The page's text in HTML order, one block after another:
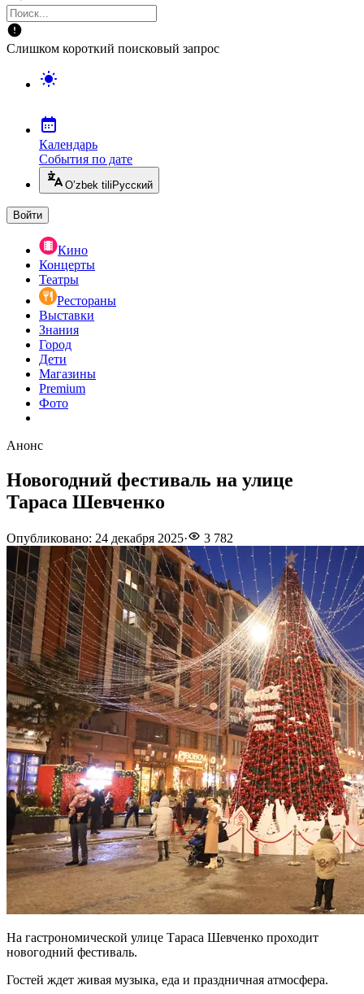
Слишком короткий поисковый запрос
Календарь
События по дате
O’zbek tili Русский
Войти
Кино
Концерты
Театры
Рестораны
Выставки
Знания
Город
Дети
Магазины
Premium
Фото
Анонс
Новогодний фестиваль на улице
Тараса Шевченко
Опубликовано: 24 декабря 2025· 3 782
На гастрономической улице Тараса Шевченко проходит
новогодний фестиваль.
Гостей ждет живая музыка, еда и праздничная атмосфера.